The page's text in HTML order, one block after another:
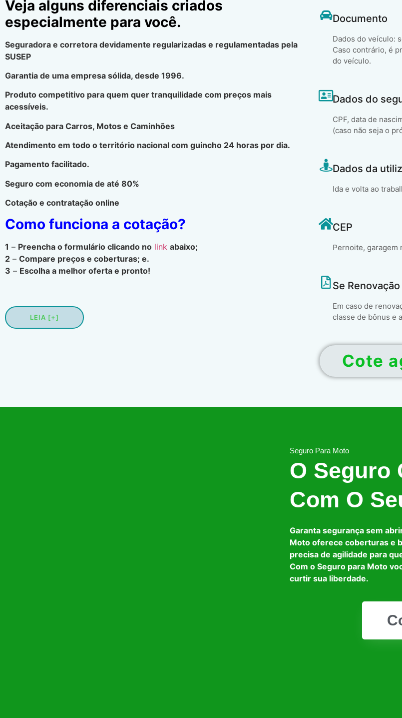
Veja alguns diferenciais criados
especialmente para você.
Seguradora e corretora devidamente regularizadas e regulamentadas pela
SUSEP
Garantia de uma empresa sólida, desde 1996.
Produto competitivo para quem quer tranquilidade com preços mais
acessíveis.
Aceitação para Carros, Motos e Caminhões
Atendimento em todo o território nacional com guincho 24 horas por dia.
Pagamento facilitado.
Seguro com economia de até 80%
Cotação e contratação online
Como funciona a cotação?
1 – Preencha o formulário clicando no link abaixo;
2 – Compare preços e coberturas; e.
3 – Escolha a melhor oferta e pronto!
LEIA [+]
Documento
Dados do veículo:
Caso contrário, é
do veículo.
Dados do
CPF, data de
(caso não seja o
Dados da
Ida e volta ao
CEP
Pernoite, garagem
Se
Em caso de
classe de bônus e
Cote
Seguro Para Moto
O Seguro
Com O
Garanta segurança sem
Moto oferece coberturas e
precisa de agilidade para
Com o Seguro para Moto
curtir sua liberdade.